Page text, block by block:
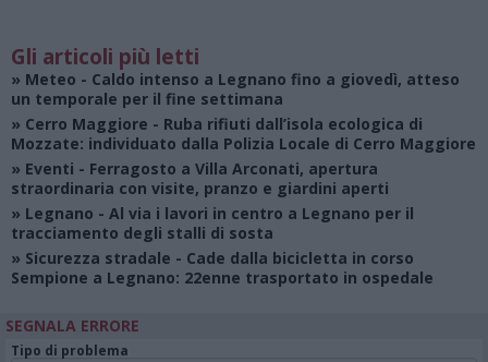
Gli articoli più letti
» Meteo - Caldo intenso a Legnano fino a giovedì, atteso
un temporale per il fine settimana
» Cerro Maggiore - Ruba rifiuti dall’isola ecologica di
Mozzate: individuato dalla Polizia Locale di Cerro Maggiore
» Eventi - Ferragosto a Villa Arconati, apertura
straordinaria con visite, pranzo e giardini aperti
» Legnano - Al via i lavori in centro a Legnano per il
tracciamento degli stalli di sosta
» Sicurezza stradale - Cade dalla bicicletta in corso
Sempione a Legnano: 22enne trasportato in ospedale
SEGNALA ERRORE
Tipo di problema